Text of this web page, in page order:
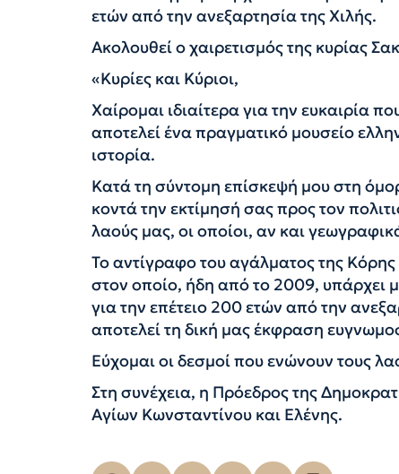
ετών από την ανεξαρτησία της Χιλής.
Ακολουθεί ο χαιρετισμός της κυρίας
«Κυρίες και Κύριοι,
Χαίρομαι ιδιαίτερα για την ευκαιρία
αποτελεί ένα πραγματικό μουσείο
ιστορία.
Κατά τη σύντομη επίσκεψή μου στη
κοντά την εκτίμησή σας προς τον
λαούς μας, οι οποίοι, αν και
Το αντίγραφο του αγάλματος της
στον οποίο, ήδη από το 2009, υπάρχει
για την επέτειο 200 ετών από την
αποτελεί τη δική μας έκφραση
Εύχομαι οι δεσμοί που ενώνουν τους
Στη συνέχεια, η Πρόεδρος της
Αγίων Κωνσταντίνου και Ελένης.